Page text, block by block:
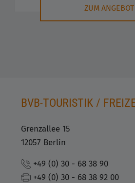
ZUM ANGEBOT
BVB-TOURISTIK /
Grenzallee 15
12057 Berlin
+49 (0) 30 - 68 38 90
+49 (0) 30 - 68 38 92 00